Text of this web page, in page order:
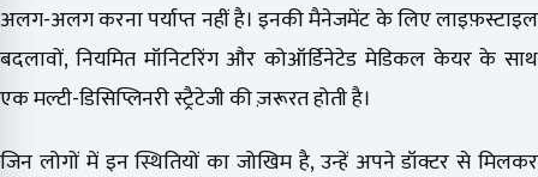
अलग-अलग करना पर्याप्त नहीं है। इनकी मैनेजमेंट के लिए लाइफ़स्टाइल
बदलावों, नियमित मॉनिटरिंग और कोऑर्डिनेटेड मेडिकल केयर के साथ
एक मल्टी-डिसिप्लिनरी स्ट्रैटेजी की ज़रूरत होती है।
जिन लोगों में इन स्थितियों का जोखिम है, उन्हें अपने डॉक्टर से मिलकर